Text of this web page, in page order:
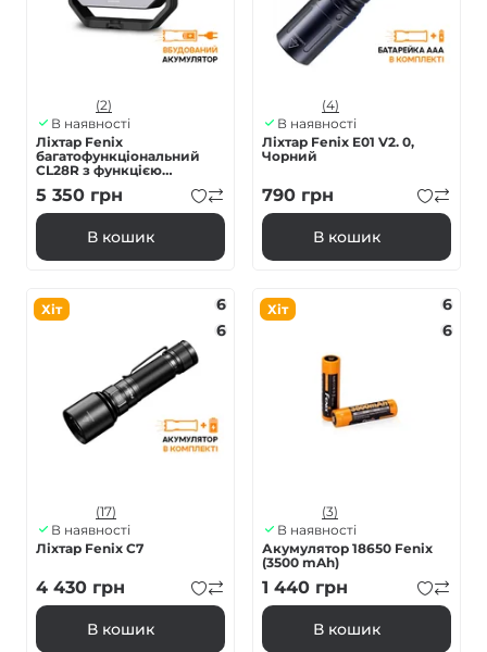
(2)
В наявності
Ліхтар Fenix
багатофункціональний
CL28R з функцією
Powerbank (10 000 mAh)
5 350 грн
В кошик
(4)
В наявності
Ліхтар Fenix E01 V2. 0,
Чорний
790 грн
В кошик
Хіт
6
6
(17)
В наявності
Ліхтар Fenix C7
4 430 грн
В кошик
Хіт
6
6
(3)
В наявності
Акумулятор 18650 Fenix
(3500 mAh)
1 440 грн
В кошик